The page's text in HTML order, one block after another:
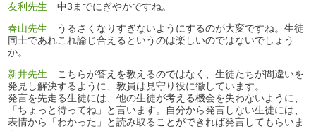
友利先生 中3までにぎやかですね。
春山先生 うるさくなりすぎないようにするのが大変ですね。生徒
同士であれこれ論じ合えるというのは楽しいのではないでしょう
か。
新井先生 こちらが答えを教えるのではなく、生徒たちが間違いを
発見し解決するように、教員は見守り役に徹しています。
発言を先走る生徒には、他の生徒が考える機会を失わないように、
「ちょっと待ってね」と言います。自分から発言しない生徒には、
表情から「わかった」と読み取ることができれば発言してもらいま